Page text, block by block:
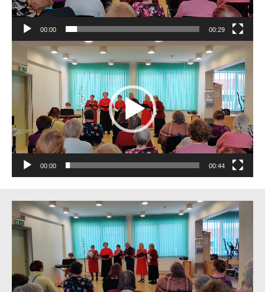
00:00 00:29
Videoesitaja
00:00 00:44